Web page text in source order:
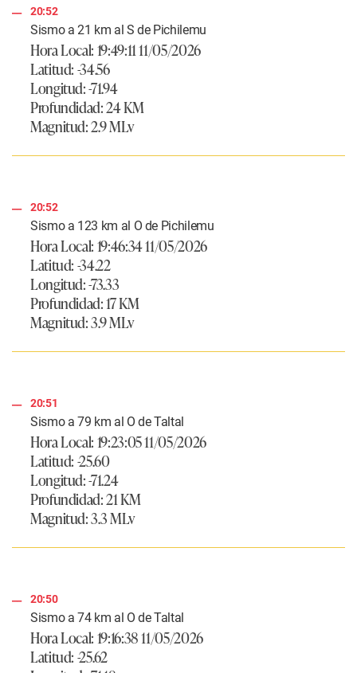
20:52
Sismo a 21 km al S de Pichilemu
Hora Local: 19:49:11 11/05/2026
Latitud: -34.56
Longitud: -71.94
Profundidad: 24 KM
Magnitud: 2.9 MLv
20:52
Sismo a 123 km al O de Pichilemu
Hora Local: 19:46:34 11/05/2026
Latitud: -34.22
Longitud: -73.33
Profundidad: 17 KM
Magnitud: 3.9 MLv
20:51
Sismo a 79 km al O de Taltal
Hora Local: 19:23:05 11/05/2026
Latitud: -25.60
Longitud: -71.24
Profundidad: 21 KM
Magnitud: 3.3 MLv
20:50
Sismo a 74 km al O de Taltal
Hora Local: 19:16:38 11/05/2026
Latitud: -25.62